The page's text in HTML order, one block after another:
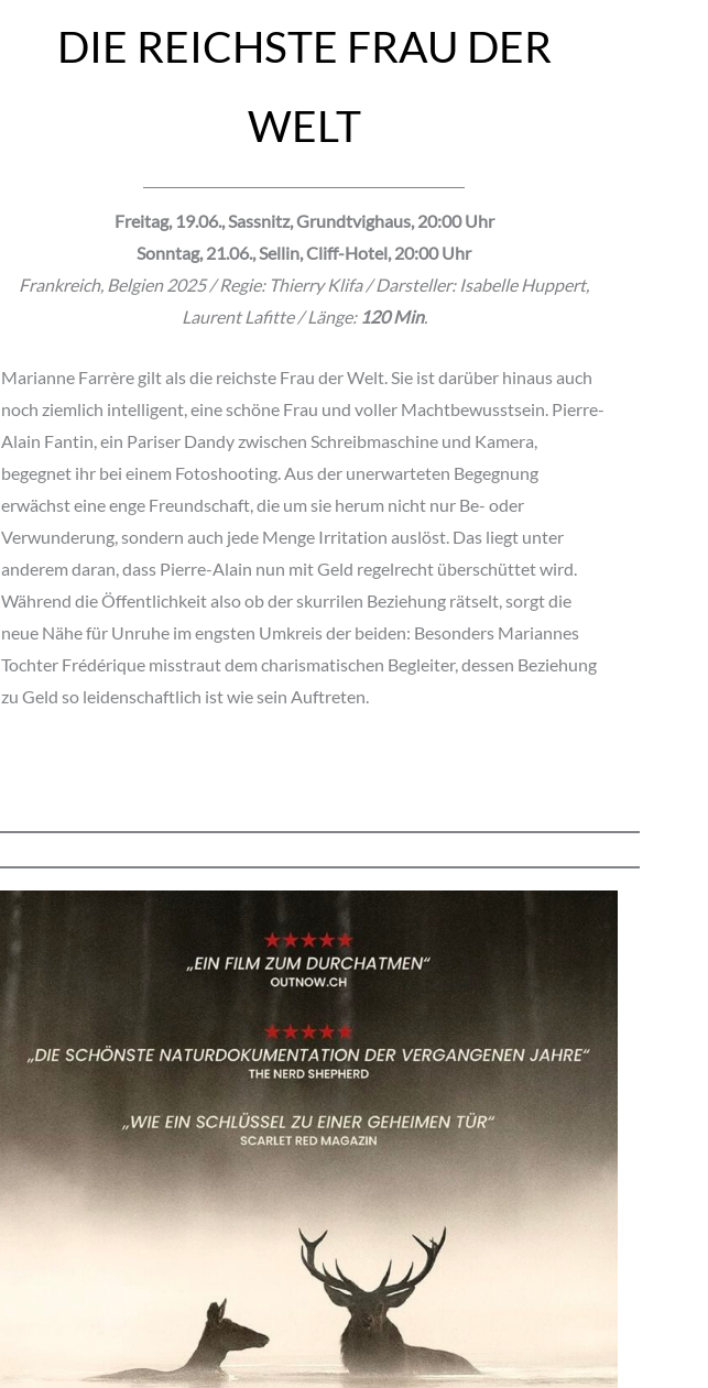
DIE REICHSTE FRAU DER
WELT
Freitag, 19.06., Sassnitz, Grundtvighaus, 20:00 Uhr
Sonntag, 21.06., Sellin, Cliff-Hotel, 20:00 Uhr
Frankreich, Belgien 2025 / Regie: Thierry Klifa / Darsteller: Isabelle Huppert,
Laurent Lafitte / Länge: 120 Min.
Marianne Farrère gilt als die reichste Frau der Welt. Sie ist darüber hinaus auch
noch ziemlich intelligent, eine schöne Frau und voller Machtbewusstsein. Pierre-
Alain Fantin, ein Pariser Dandy zwischen Schreibmaschine und Kamera,
begegnet ihr bei einem Fotoshooting. Aus der unerwarteten Begegnung
erwächst eine enge Freundschaft, die um sie herum nicht nur Be- oder
Verwunderung, sondern auch jede Menge Irritation auslöst. Das liegt unter
anderem daran, dass Pierre-Alain nun mit Geld regelrecht überschüttet wird.
Während die Öffentlichkeit also ob der skurrilen Beziehung rätselt, sorgt die
neue Nähe für Unruhe im engsten Umkreis der beiden: Besonders Mariannes
Tochter Frédérique misstraut dem charismatischen Begleiter, dessen Beziehung
zu Geld so leidenschaftlich ist wie sein Auftreten.